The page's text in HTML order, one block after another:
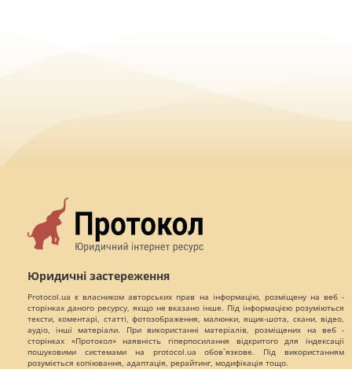
Юридичні застереження
Protocol.ua є власником авторських прав на інформацію, розміщену на веб -
сторінках даного ресурсу, якщо не вказано інше. Під інформацією розуміються
тексти, коментарі, статті, фотозображення, малюнки, ящик-шота, скани, відео,
аудіо, інші матеріали. При використанні матеріалів, розміщених на веб -
сторінках «Протокол» наявність гіперпосилання відкритого для індексації
пошуковими системами на protocol.ua обов`язкове. Під використанням
розуміється копіювання, адаптація, рерайтинг, модифікація тощо.